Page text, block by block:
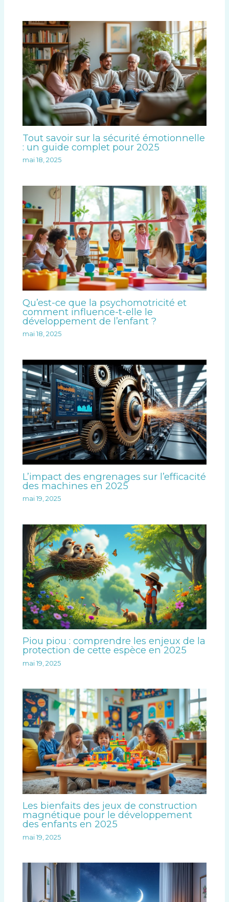
Tout savoir sur la sécurité émotionnelle
: un guide complet pour 2025
mai 18, 2025
Qu’est-ce que la psychomotricité et
comment influence-t-elle le
développement de l’enfant ?
mai 18, 2025
L’impact des engrenages sur l’efficacité
des machines en 2025
mai 19, 2025
Piou piou : comprendre les enjeux de la
protection de cette espèce en 2025
mai 19, 2025
Les bienfaits des jeux de construction
magnétique pour le développement
des enfants en 2025
mai 19, 2025